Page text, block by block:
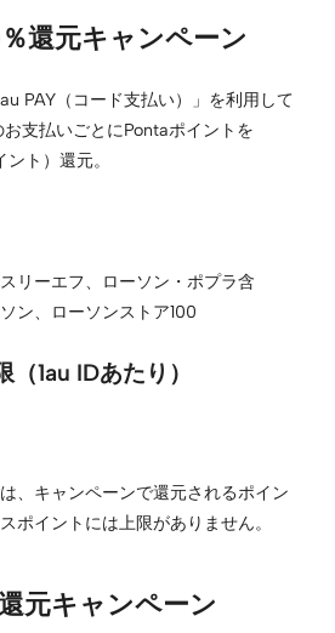
還元キャンペーン
PAY（コード支払い）」を利用して
お支払いごとにPontaポイントを
ト）還元。
リーエフ、ローソン・ポプラ含
ン、ローソンストア100
1au IDあたり）
、キャンペーンで還元されるポイン
ポイントには上限がありません。
元キャンペーン